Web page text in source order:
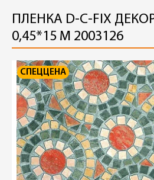
ПЛЕНКА D-C-FIX
0,45*15 М 2003126
СПЕЦЦЕНА